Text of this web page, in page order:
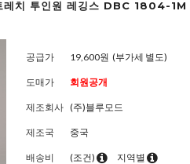
레치 투인원 레깅스 DBC 1804-1M
공급가 19,600원 (부가세 별도)
도매가 회원공개
제조회사 (주)블루모드
제조국 중국
배송비 (조건) 지역별